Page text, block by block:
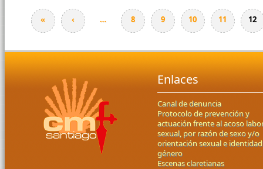
Páginas
« ‹ … 8 9 10 11 12
Enlaces
Canal de denuncia
Protocolo de prevención y
actuación frente al acoso
sexual, por razón de sexo y/o
orientación sexual e
género
Escenas claretianas